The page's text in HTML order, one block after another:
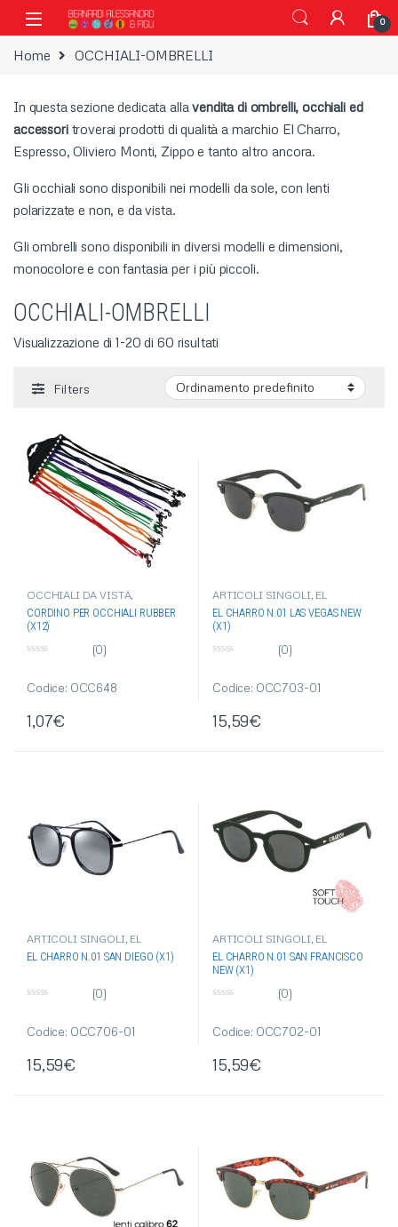
Vai alla navigazione
Vai al contenuto
0
Home OCCHIALI-OMBRELLI
In questa sezione dedicata allavendita di ombrelli, occhiali ed
accessoritroverai prodotti di qualità a marchio El Charro,
Espresso, Oliviero Monti, Zippo e tanto altro ancora.
Gli occhiali sono disponibili nei modelli da sole, con lenti
polarizzate e non, e da vista.
Gli ombrelli sono disponibili in diversi modelli e dimensioni,
monocolore e con fantasia per i più piccoli.
OCCHIALI-OMBRELLI
Visualizzazione di 1-20 di 60 risultati
Filters
OCCHIALI DA VISTA,
CORDINO PER OCCHIALI RUBBER
(X12)
u
(0)
Codice: OCC648
1,07€
ARTICOLI SINGOLI EL
OCCHIALI DA SOLE
OCCHIALI-OMBRELLI
EL CHARRO N.01 LAS VEGAS NEW
(X1)
u
(0)
Codice: OCC703-01
15,59€
ARTICOLI SINGOLI, EL
CHARRO ,OCCHIALI DA SOLE
OCCHIALI-OMBRELLI
EL CHARRO N.01 SAN DIEGO (X1)
u
(0)
Codice: OCC706-01
15,59€
ARTICOLI SINGOLI, EL
CHARRO ,OCCHIALI DA SOLE
OCCHIALI-OMBRELLI
EL CHARRO N.01 SAN FRANCISCO
NEW (X1)
u
(0)
Codice: OCC702-01
15,59€